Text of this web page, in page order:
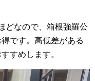
どなので、箱根強羅公
です。高低差がある
すめします。